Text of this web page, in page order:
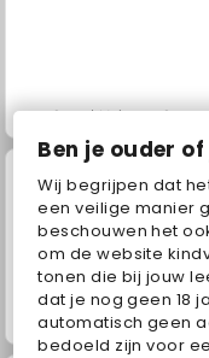
Ben je ouder
Wij begrijpen dat
een veilige manier
beschouwen het
om de website
tonen die bij jouw
dat je nog geen 18
automatisch geen
bedoeld zijn voor
Grand Mahjong
Juice Merge